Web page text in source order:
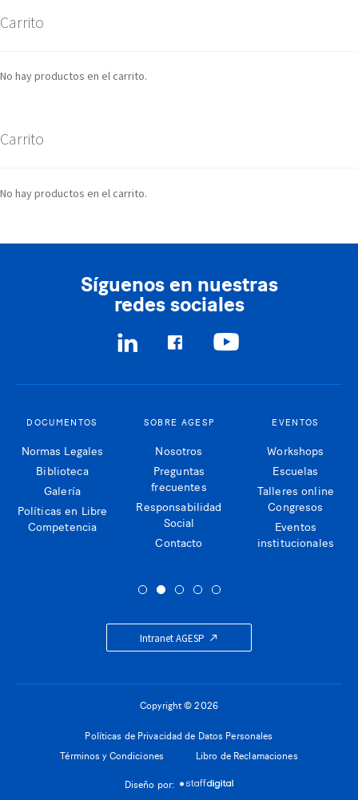
Carrito
No hay productos en el carrito.
Carrito
No hay productos en el carrito.
Síguenos en nuestras
redes sociales
DOCUMENTOS
Normas Legales
Biblioteca
Galería
Políticas en Libre
Competencia
SOBRE AGESP
Nosotros
Preguntas
frecuentes
Responsabilidad
Social
Contacto
EVENTOS
Workshops
Escuelas
Talleres online
Congresos
Eventos
institucionales
Intranet AGESP
Copyright © 2026
Políticas de Privacidad de Datos Personales
Términos y Condiciones
Libro de Reclamaciones
Diseño por: